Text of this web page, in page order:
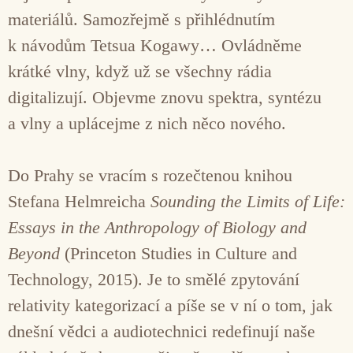
materiálů. Samozřejmě s přihlédnutím
k návodům Tetsua Kogawy… Ovládněme
krátké vlny, když už se všechny rádia
digitalizují. Objevme znovu spektra, syntézu
a vlny a uplácejme z nich něco nového.
Do Prahy se vracím s rozečtenou knihou
Stefana Helmreicha Sounding the Limits of Life:
Essays in the Anthropology of Biology and
Beyond (Princeton Studies in Culture and
Technology, 2015). Je to smělé zpytování
relativity kategorizací a píše se v ní o tom, jak
dnešní vědci a audiotechnici redefinují naše